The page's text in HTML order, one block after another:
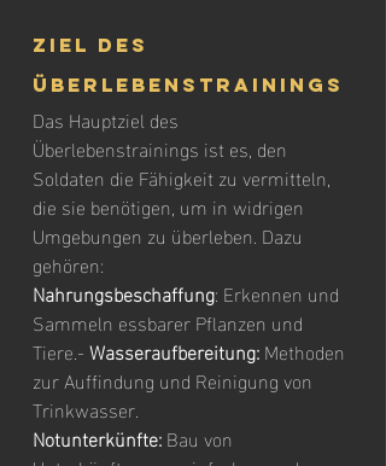
Ziel des
Überlebenstrainings
Das Hauptziel des
Überlebenstrainings ist es, den
Soldaten die Fähigkeit zu vermitteln,
die sie benötigen, um in widrigen
Umgebungen zu überleben. Dazu
gehören:
Nahrungsbeschaffung: Erkennen und
Sammeln essbarer Pflanzen und
Tiere.- Wasseraufbereitung: Methoden
zur Auffindung und Reinigung von
Trinkwasser.
Notunterkünfte: Bau von